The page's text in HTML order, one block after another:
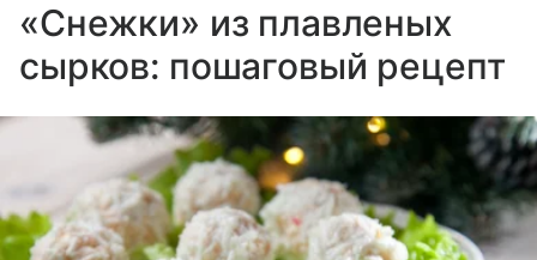
«Снежки» из плавленых
сырков: пошаговый рецепт